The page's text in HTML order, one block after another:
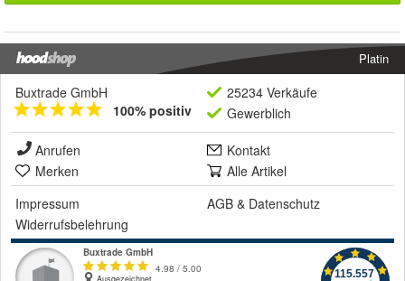
Platin
Buxtrade GmbH
100% positiv
25234 Verkäufe
Gewerblich
Anrufen
Kontakt
Merken
Alle Artikel
Impressum
AGB & Datenschutz
Widerrufsbelehrung